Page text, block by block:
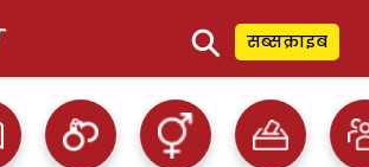
⚲ सब्सक्राइब